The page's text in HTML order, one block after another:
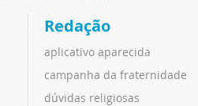
Redação
aplicativo aparecida
campanha da fraternidade
dúvidas religiosas